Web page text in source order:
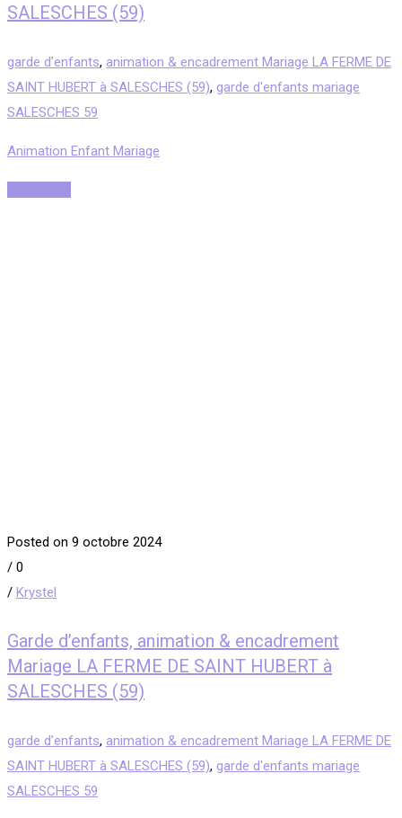
SALESCHES (59)
garde d’enfants, animation & encadrement Mariage LA FERME DE
SAINT HUBERT à SALESCHES (59), garde d'enfants mariage
SALESCHES 59
Animation Enfant Mariage
Posted on 9 octobre 2024
/ 0
/ Krystel
Garde d’enfants, animation & encadrement
Mariage LA FERME DE SAINT HUBERT à
SALESCHES (59)
garde d’enfants, animation & encadrement Mariage LA FERME DE
SAINT HUBERT à SALESCHES (59), garde d'enfants mariage
SALESCHES 59